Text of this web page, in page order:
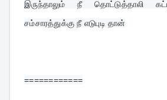
இருந்தாலும் நீ தொட்டுத்தாலி
சம்சாரத்துக்கு நீ எடுபுடி தான்
============